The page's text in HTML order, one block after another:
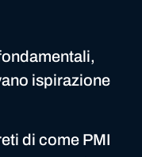
ispirazione
di come PMI